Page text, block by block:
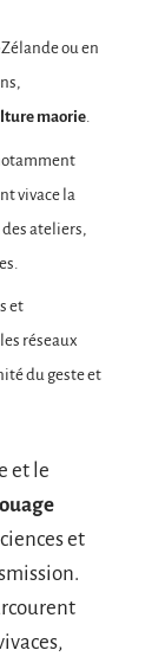
ou en
maorie.
vivace la
des ateliers,
et
réseaux
du geste et
et le
et